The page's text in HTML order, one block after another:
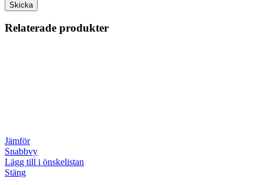
Relaterade produkter
Jämför
Snabbvy
Lägg till i önskelistan
Stäng